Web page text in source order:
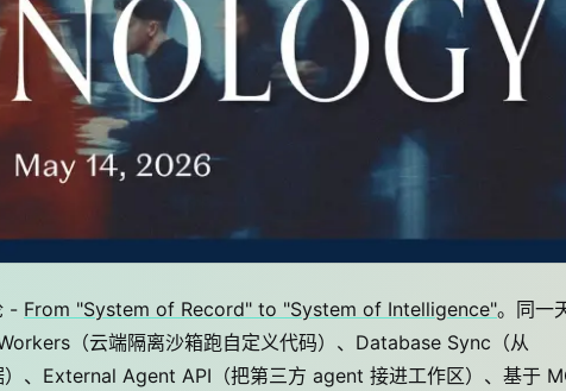
- From "System of Record" to "System of Intelligence"。同一
（云端隔离沙箱跑自定义代码）、Database Sync（从
、External Agent API（把第三方 agent 接进工作区）、基于